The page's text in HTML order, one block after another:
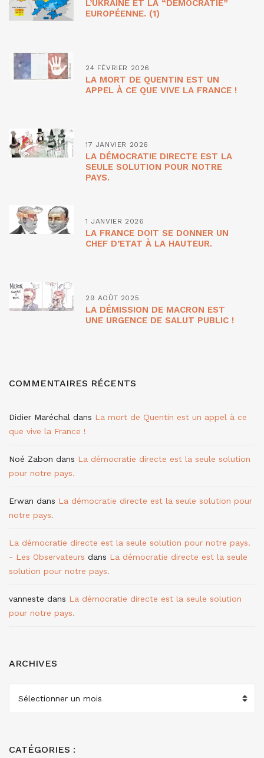
L’UKRAINE ET LA “DÉMOCRATIE”
EUROPÉENNE. (1)
24 FÉVRIER 2026
LA MORT DE QUENTIN EST UN
APPEL À CE QUE VIVE LA FRANCE !
17 JANVIER 2026
LA DÉMOCRATIE DIRECTE EST LA
SEULE SOLUTION POUR NOTRE
PAYS.
1 JANVIER 2026
LA FRANCE DOIT SE DONNER UN
CHEF D’ETAT À LA HAUTEUR.
29 AOÛT 2025
LA DÉMISSION DE MACRON EST
UNE URGENCE DE SALUT PUBLIC !
COMMENTAIRES RÉCENTS
Didier Maréchal dans La mort de Quentin est un appel à ce
que vive la France !
Noé Zabon dans La démocratie directe est la seule solution
pour notre pays.
Erwan dans La démocratie directe est la seule solution pour
notre pays.
La démocratie directe est la seule solution pour notre pays.
- Les Observateurs dans La démocratie directe est la seule
solution pour notre pays.
vanneste dans La démocratie directe est la seule solution
pour notre pays.
ARCHIVES
CATÉGORIES :